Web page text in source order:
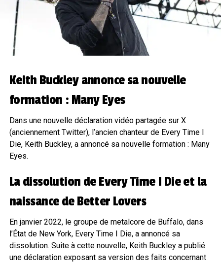
Keith Buckley annonce sa nouvelle
formation : Many Eyes
Dans une nouvelle déclaration vidéo partagée sur X
(anciennement Twitter), l’ancien chanteur de Every Time I
Die, Keith Buckley, a annoncé sa nouvelle formation : Many
Eyes.
La dissolution de Every Time I Die et la
naissance de Better Lovers
En janvier 2022, le groupe de metalcore de Buffalo, dans
l’État de New York, Every Time I Die, a annoncé sa
dissolution. Suite à cette nouvelle, Keith Buckley a publié
une déclaration exposant sa version des faits concernant